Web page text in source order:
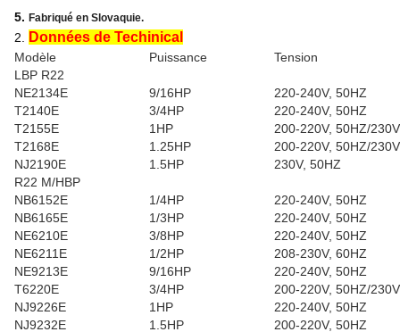
5. Fabriqué en Slovaquie.
2. Données de Techinical
Modèle Puissance
Tension
LBP R22
NE2134E
9/16HP
220-240V, 50HZ
T2140E
3/4HP
220-240V, 50HZ
T2155E
1HP
200-220V, 50HZ/
T2168E
1.25HP
200-220V, 50HZ/
NJ2190E
1.5HP
230V, 50HZ
R22 M/HBP
NB6152E
1/4HP
220-240V, 50HZ
NB6165E
1/3HP
220-240V, 50HZ
NE6210E
3/8HP
220-240V, 50HZ
NE6211E
1/2HP
208-230V, 60HZ
NE9213E
9/16HP
220-240V, 50HZ
T6220E
3/4HP
200-220V, 50HZ/
NJ9226E
1HP
220-240V, 50HZ
NJ9232E
1.5HP
200-220V, 50HZ